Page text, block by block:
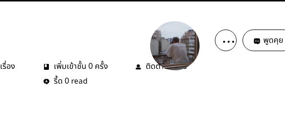
พูดคุย
เรื่อง เพิ่มเข้าชั้น 0 ครั้ง ติดตาม0คน
รี้ด 0 read